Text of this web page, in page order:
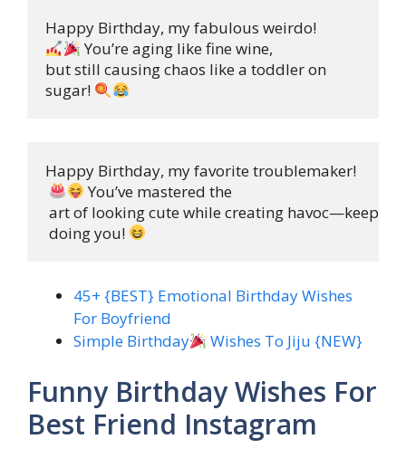
You’re aging like fine wine,
but still causing chaos like a toddler on
sugar!
Happy Birthday, my favorite troublemaker!
You’ve mastered the
art of looking cute while creating havoc—keep
doing you!
45+ {BEST} Emotional Birthday Wishes
For Boyfriend
Simple Birthday
Wishes To Jiju {NEW}
Funny Birthday Wishes For
Best Friend Instagram